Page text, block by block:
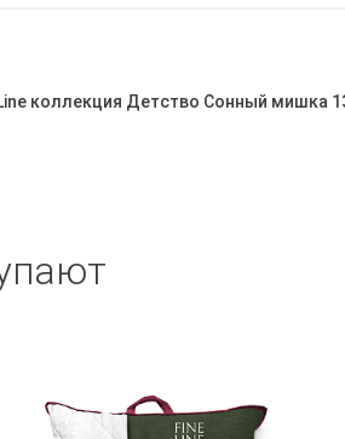
коллекция Детство Сонный мишка